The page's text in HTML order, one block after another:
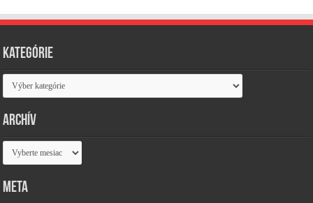
Kategórie
Kategórie
Archív
Archív
Meta